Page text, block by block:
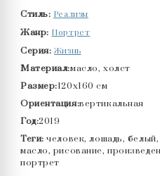
Стиль: Реализм
Жанр: Портрет
Серия: Жизнь
Материал:масло, холст
Размер:120x160 см
Ориентация:вертикальная
Год:2019
Теги: человек, лошадь,
масло, рисование,
портрет